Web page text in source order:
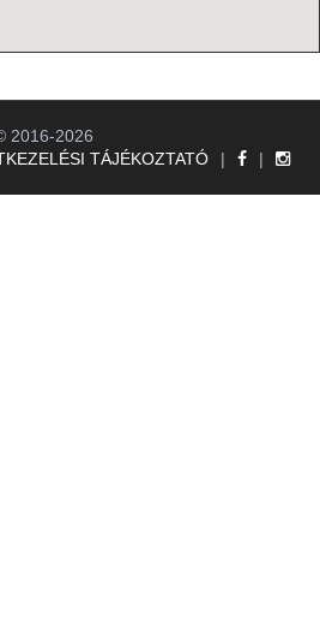
2016-2026
TÁJÉKOZTATÓ
| |